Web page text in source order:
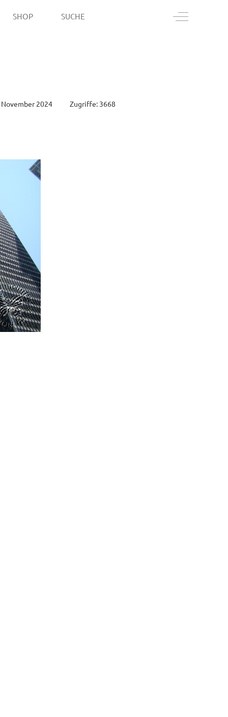
SHOP SUCHE Off-Canvas
2024 Zugriffe: 3668